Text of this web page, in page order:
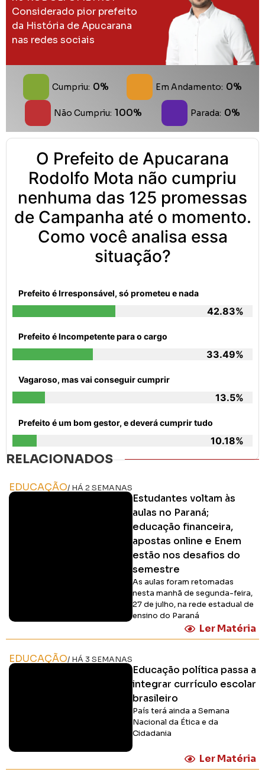
Considerado pior prefeito
da História de Apucarana
nas redes sociais
Cumpriu: 0% Em Andamento: 0%
Não Cumpriu: 100% Parada: 0%
O Prefeito de Apucarana
Rodolfo Mota não cumpriu
nenhuma das 125 promessas
de Campanha até o momento.
Como você analisa essa
situação?
Prefeito é Irresponsável, só prometeu e nada
42.83%
Prefeito é Incompetente para o cargo
33.49%
Vagaroso, mas vai conseguir cumprir
13.5%
Prefeito é um bom gestor, e deverá cumprir tudo
10.18%
RELACIONADOS
EDUCAÇÃO/ HÁ 2 SEMANAS
Estudantes voltam às
aulas no Paraná;
educação financeira,
apostas online e Enem
estão nos desafios do
semestre
As aulas foram retomadas
nesta manhã de segunda-feira,
27 de julho, na rede estadual de
ensino do Paraná
Ler Matéria
EDUCAÇÃO/ HÁ 3 SEMANAS
Educação política passa a
integrar currículo escolar
brasileiro
País terá ainda a Semana
Nacional da Ética e da
Cidadania
Ler Matéria